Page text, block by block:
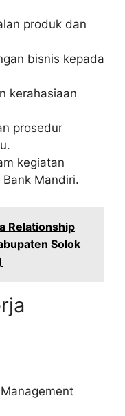
produk dan
bisnis kepada
kerahasiaan
prosedur
kegiatan
Mandiri.
Relationship
Solok